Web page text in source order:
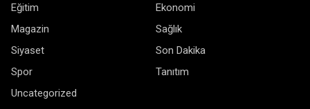
Eğitim
Ekonomi
Magazin
Sağlık
Siyaset
Son Dakika
Spor
Tanıtım
Uncategorized